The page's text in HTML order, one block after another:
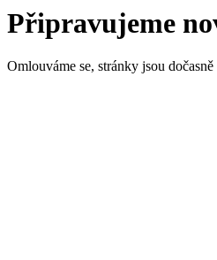
Připravujeme
Omlouváme se, stránky jsou dočasně